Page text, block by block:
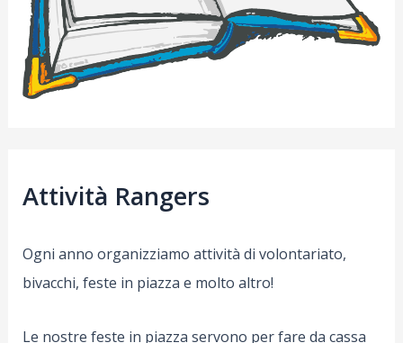
Attività Rangers
Ogni anno organizziamo attività di volontariato,
bivacchi, feste in piazza e molto altro!
Le nostre feste in piazza servono per fare da cassa